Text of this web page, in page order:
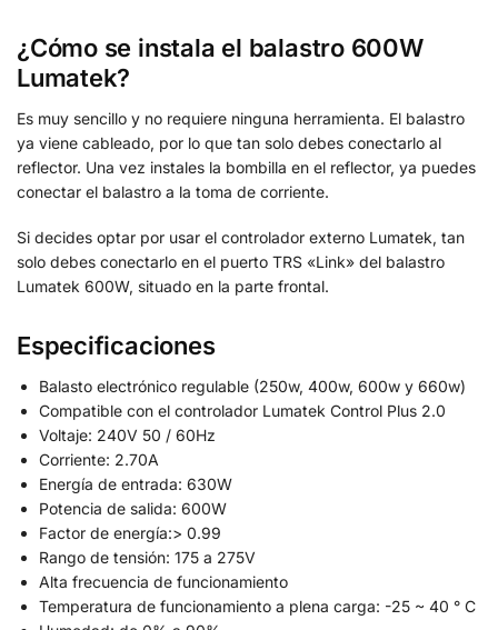
¿Cómo se instala el balastro 600W
Lumatek?
Es muy sencillo y no requiere ninguna herramienta. El balastro
ya viene cableado, por lo que tan solo debes conectarlo al
reflector. Una vez instales la bombilla en el reflector, ya puedes
conectar el balastro a la toma de corriente.
Si decides optar por usar el controlador externo Lumatek, tan
solo debes conectarlo en el puerto TRS «Link» del balastro
Lumatek 600W, situado en la parte frontal.
Especificaciones
Balasto electrónico regulable (250w, 400w, 600w y 660w)
Compatible con el controlador Lumatek Control Plus 2.0
Voltaje: 240V 50 / 60Hz
Corriente: 2.70A
Energía de entrada: 630W
Potencia de salida: 600W
Factor de energía:> 0.99
Rango de tensión: 175 a 275V
Alta frecuencia de funcionamiento
Temperatura de funcionamiento a plena carga: -25 ~ 40 ° C